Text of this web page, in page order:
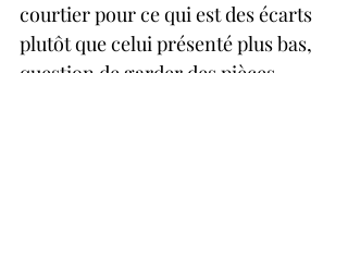
courtier pour ce qui est des écarts
plutôt que celui présenté plus bas,
question de garder des pièces